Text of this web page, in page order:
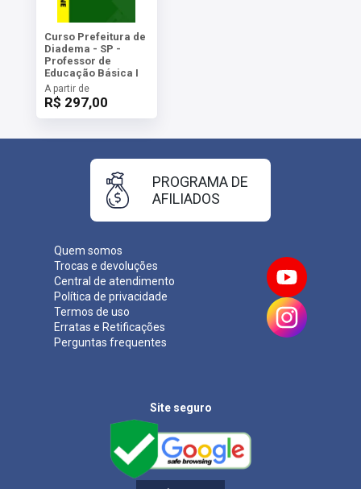
Curso Prefeitura de
Diadema - SP -
Professor de
Educação Básica I
A partir de
R$ 297,00
Quem somos
Trocas e devoluções
Central de atendimento
Política de privacidade
Termos de uso
Erratas e Retificações
Perguntas frequentes
PROGRAMA DE
AFILIADOS
Site seguro